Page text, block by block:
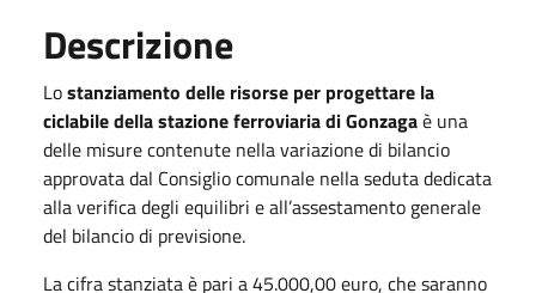
Descrizione
Lostanziamento delle risorse per progettare la
ciclabile della stazione ferroviaria di Gonzagaè una
delle misure contenute nella variazione di bilancio
approvata dal Consiglio comunale nella seduta dedicata
alla verifica degli equilibri e all’assestamento generale
del bilancio di previsione.
La cifra stanziata è pari a 45.000,00 euro, che saranno